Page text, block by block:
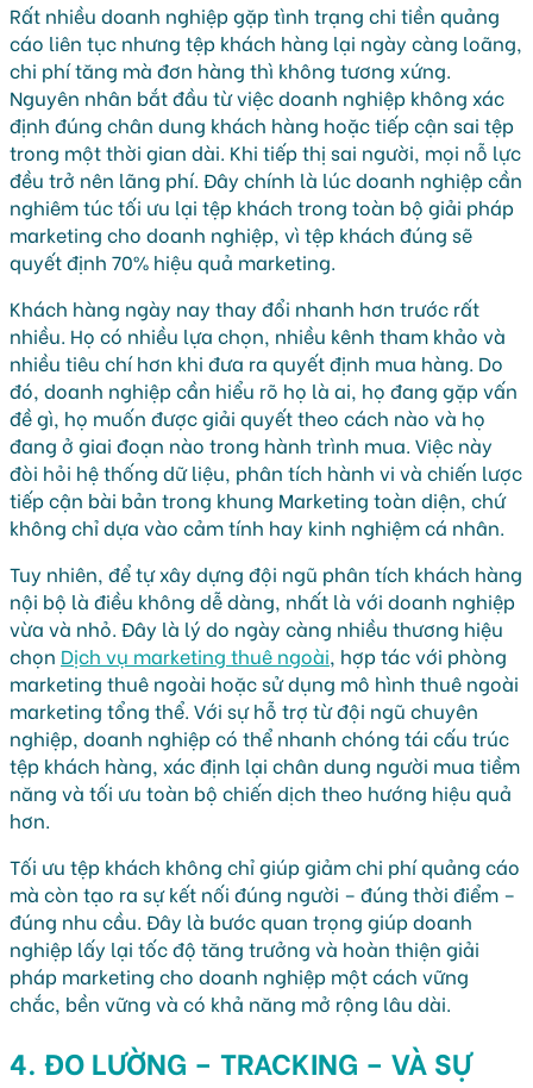
Rất nhiều doanh nghiệp gặp tình trạng chi tiền quảng
cáo liên tục nhưng tệp khách hàng lại ngày càng loãng,
chi phí tăng mà đơn hàng thì không tương xứng.
Nguyên nhân bắt đầu từ việc doanh nghiệp không xác
định đúng chân dung khách hàng hoặc tiếp cận sai tệp
trong một thời gian dài. Khi tiếp thị sai người, mọi nỗ lực
đều trở nên lãng phí. Đây chính là lúc doanh nghiệp cần
nghiêm túc tối ưu lại tệp khách trong toàn bộ giải pháp
marketing cho doanh nghiệp, vì tệp khách đúng sẽ
quyết định 70% hiệu quả marketing.
Khách hàng ngày nay thay đổi nhanh hơn trước rất
nhiều. Họ có nhiều lựa chọn, nhiều kênh tham khảo và
nhiều tiêu chí hơn khi đưa ra quyết định mua hàng. Do
đó, doanh nghiệp cần hiểu rõ họ là ai, họ đang gặp vấn
đề gì, họ muốn được giải quyết theo cách nào và họ
đang ở giai đoạn nào trong hành trình mua. Việc này
đòi hỏi hệ thống dữ liệu, phân tích hành vi và chiến lược
tiếp cận bài bản trong khung Marketing toàn diện, chứ
không chỉ dựa vào cảm tính hay kinh nghiệm cá nhân.
Tuy nhiên, để tự xây dựng đội ngũ phân tích khách hàng
nội bộ là điều không dễ dàng, nhất là với doanh nghiệp
vừa và nhỏ. Đây là lý do ngày càng nhiều thương hiệu
chọn Dịch vụ marketing thuê ngoài, hợp tác với phòng
marketing thuê ngoài hoặc sử dụng mô hình thuê ngoài
marketing tổng thể. Với sự hỗ trợ từ đội ngũ chuyên
nghiệp, doanh nghiệp có thể nhanh chóng tái cấu trúc
tệp khách hàng, xác định lại chân dung người mua tiềm
năng và tối ưu toàn bộ chiến dịch theo hướng hiệu quả
hơn.
Tối ưu tệp khách không chỉ giúp giảm chi phí quảng cáo
mà còn tạo ra sự kết nối đúng người – đúng thời điểm –
đúng nhu cầu. Đây là bước quan trọng giúp doanh
nghiệp lấy lại tốc độ tăng trưởng và hoàn thiện giải
pháp marketing cho doanh nghiệp một cách vững
chắc, bền vững và có khả năng mở rộng lâu dài.
4. ĐO LƯỜNG – TRACKING – VÀ SỰ